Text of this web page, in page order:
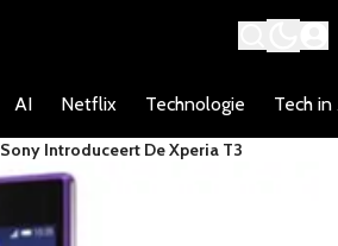
AI Netflix Technologie Tech in
Sony Introduceert De Xperia T3